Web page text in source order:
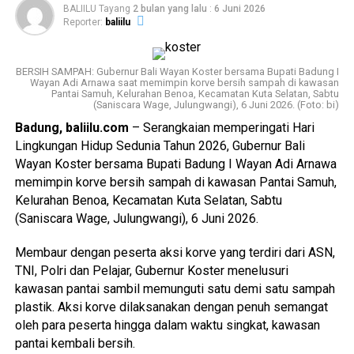
BALIILU Tayang 2 bulan yang lalu : 6 Juni 2026
Reporter: baliilu
BERSIH SAMPAH: Gubernur Bali Wayan Koster bersama Bupati Badung I
Wayan Adi Arnawa saat memimpin korve bersih sampah di kawasan
Pantai Samuh, Kelurahan Benoa, Kecamatan Kuta Selatan, Sabtu
(Saniscara Wage, Julungwangi), 6 Juni 2026. (Foto: bi)
Badung, baliilu.com – Serangkaian memperingati Hari
Lingkungan Hidup Sedunia Tahun 2026, Gubernur Bali
Wayan Koster bersama Bupati Badung I Wayan Adi Arnawa
memimpin korve bersih sampah di kawasan Pantai Samuh,
Kelurahan Benoa, Kecamatan Kuta Selatan, Sabtu
(Saniscara Wage, Julungwangi), 6 Juni 2026.
Membaur dengan peserta aksi korve yang terdiri dari ASN,
TNI, Polri dan Pelajar, Gubernur Koster menelusuri
kawasan pantai sambil memunguti satu demi satu sampah
plastik. Aksi korve dilaksanakan dengan penuh semangat
oleh para peserta hingga dalam waktu singkat, kawasan
pantai kembali bersih.